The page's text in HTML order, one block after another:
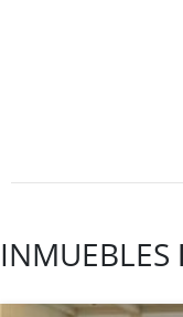
INMUEBLES